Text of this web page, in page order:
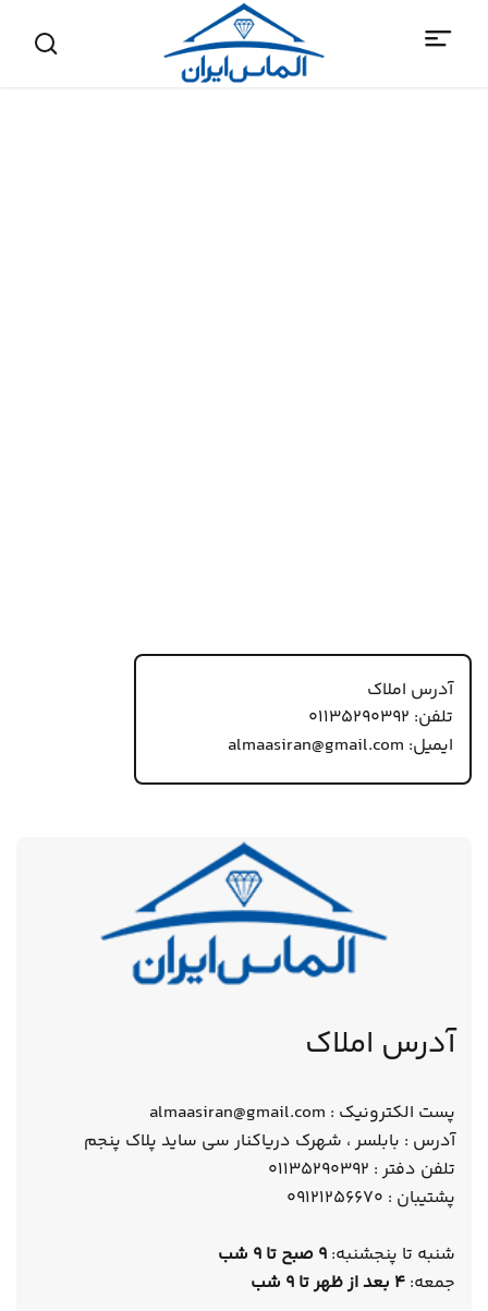
آدرس املاک
تلفن: 01135290392
ایمیل: almaasiran@gmail.com
آدرس املاک
پست الکترونیک : almaasiran@gmail.com
آدرس : بابلسر ، شهرک دریاکنار سی ساید پلاک پنجم
تلفن دفتر : 01135290392
پشتیبان : 09121256670
شنبه تا پنجشنبه: 9 صبح تا 9 شب
جمعه: 4 بعد از ظهر تا 9 شب